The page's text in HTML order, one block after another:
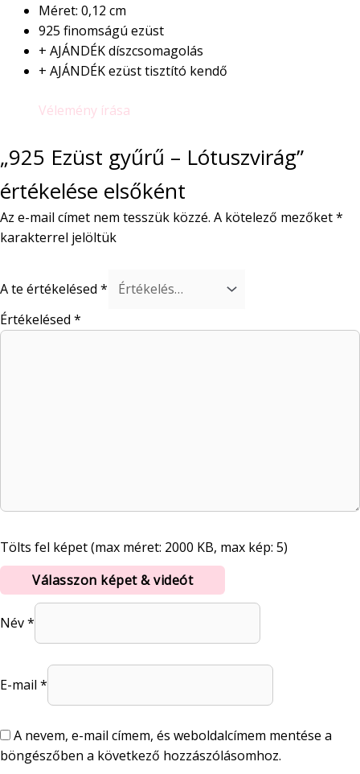
Méret: 0,12 cm
925 finomságú ezüst
+ AJÁNDÉK díszcsomagolás
+ AJÁNDÉK ezüst tisztító kendő
Vélemény írása
„925 Ezüst gyűrű – Lótuszvirág”
értékelése elsőként
Az e-mail címet nem tesszük közzé. A kötelező mezőket*
karakterrel jelöltük
A te értékelésed *
Értékelésed *
Tölts fel képet (max méret: 2000 KB, max kép: 5)
Válasszon képet & videót
Név*
E-mail *
A nevem, e-mail címem, és weboldalcímem mentése a
böngészőben a következő hozzászólásomhoz.